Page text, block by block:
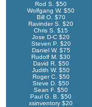
Rod S. $50
Wolfgang W. $50
Bill O. $70
Ravinder S. $20
Chris S. $15
Jose D-C $20
Steven P. $20
Daniel W. $75
Rudolf M. $30
David R. $50
Judith W. $50
Roger C. $50
Steve D. $50
Sean F. $50
Paul G. B. $50
xsinventory $20